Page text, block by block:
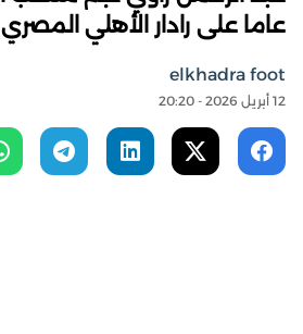
عاما على رادار الأهلي المصري
elkhadra foot
12 أبريل 2026 - 20:20